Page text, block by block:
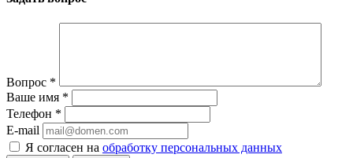
Вопрос *
Ваше имя *
Телефон *
E-mail
Я согласен на обработку персональных данных